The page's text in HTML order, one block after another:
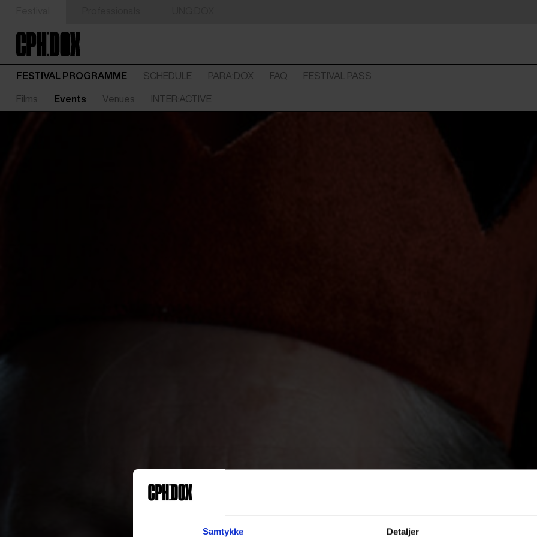
Samtykke Detaljer
FESTIVAL PROGRAMME SCHEDULE PARA:DOX FAQ FESTIVAL PASS
Films Events Venues INTER:ACTIVE